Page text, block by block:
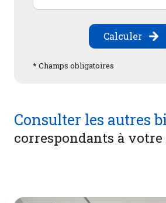
Calculer
* Champs obligatoires
Consulter les autres
correspondants à